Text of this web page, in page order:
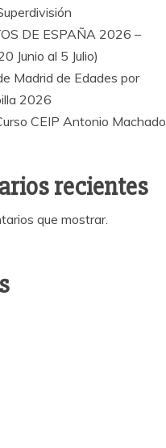
DE ESPAÑA 2026 –
Junio al 5 Julio)
Madrid de Edades por
2026
CEIP Antonio Machado
recientes
que mostrar.